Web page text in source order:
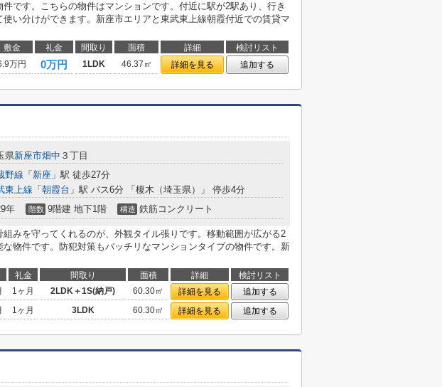
件です。こちらの物件はマンションです。付近に駅が2駅あり、行き
使い分けができます。新座市エリアと東武東上線朝霞付近での賃貸マ
敷金 礼金 間取り 面積 詳細
検討リスト
万円 0万円 1LDK 46.37㎡ 詳細を見る 追加する
県新座市畑中 ３丁目
野線 「 新座 」駅 徒歩27分
東上線 「 朝霞台 」駅 バス6分 「榎木（埼玉県）」 停歩4分
年 階数 9階建 地下1階 構造 鉄筋コンクリート
組みを守ってくれるのが、外観タイル張りです。移動範囲が広がる2
な物件です。防犯対策もバッチリなマンションタイプの物件です。新
礼金 間取り 面積 詳細
検討リスト
1ヶ月 2LDK＋1S(納戸) 60.30㎡ 詳細を見る
追加する
1ヶ月 3LDK 60.30㎡ 詳細を見る 追加する